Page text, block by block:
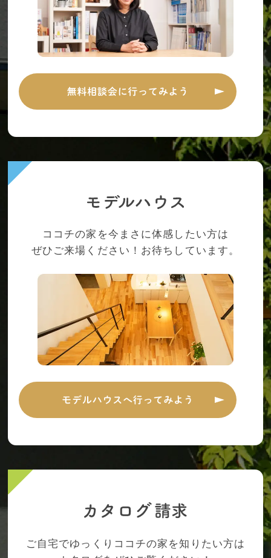
ココチの家を今まさに体感したい方は
ぜひご来場ください！お待ちしています。
ご自宅でゆっくりココチの家を知りたい方は